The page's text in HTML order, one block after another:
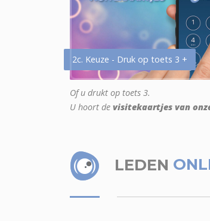
2c. Keuze - Druk op toets 3 +
Of u drukt op toets 3.
U hoort de visitekaartjes van
LEDEN